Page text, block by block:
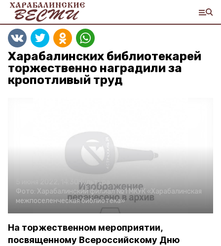
Харабалинских библиотекарей
торжественно наградили за
кропотливый труд
Культура
Фото: Харабалинский филиал №1 МКУК «Харабалинская
межпоселенческая библиотека»
На торжественном мероприятии,
посвященному Всероссийскому Дню